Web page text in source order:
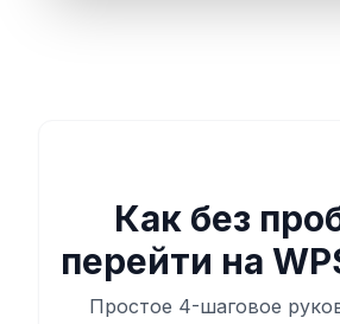
Как без
перейти на
Простое 4-шаговое